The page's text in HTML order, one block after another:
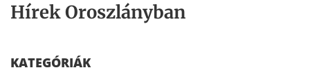
Hírek Oroszlányban
KATEGÓRIÁK